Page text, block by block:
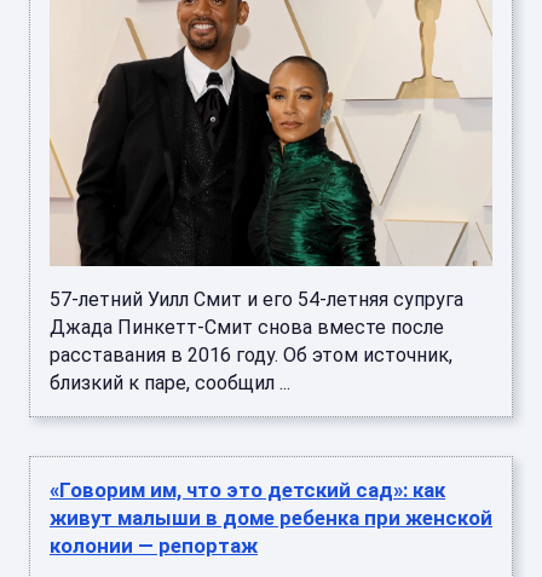
57-летний Уилл Смит и его 54-летняя супруга
Джада Пинкетт-Смит снова вместе после
расставания в 2016 году. Об этом источник,
близкий к паре, сообщил ...
«Говорим им, что это детский сад»: как
живут малыши в доме ребенка при женской
колонии — репортаж